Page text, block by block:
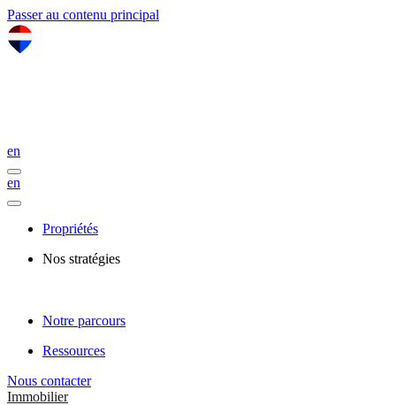
Passer au contenu principal
en
en
Propriétés
Nos stratégies
Notre parcours
Ressources
Nous contacter
Immobilier